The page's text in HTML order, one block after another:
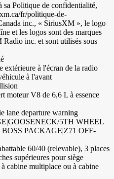
sa Politique de confidentialité,
fr/politique-de-
inc., « SiriusXM », le logo
et les logos sont des marques
inc. et sont utilisés sous
extérieure à l'écran de la radio
à l'avant
moteur V8 de 6,6 L à essence
lane departure warning
5TH WHEEL
PACKAGE|Z71 OFF-
60/40 (relevable), 3 places
supérieures pour siège
cabine multiplace ou à cabine